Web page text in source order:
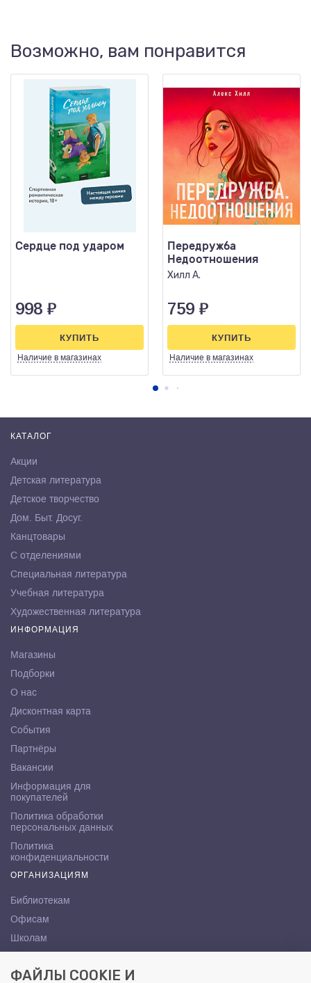
Возможно, вам понравится
Сердце под ударом
998 ₽
Наличие в магазинах
КУПИТЬ
Передружба
Недоотношения
Хилл А.
759 ₽
Наличие в магазинах
КУПИТЬ
КАТАЛОГ
Акции
Детская литература
Детское творчество
Дом. Быт. Досуг.
Канцтовары
С отделениями
Специальная литература
Учебная литература
Художественная литература
ИНФОРМАЦИЯ
Магазины
Подборки
О нас
Дисконтная карта
События
Партнёры
Вакансии
Информация для
покупателей
Политика обработки
персональных данных
Политика
конфиденциальности
ОРГАНИЗАЦИЯМ
Библиотекам
Офисам
Школам
КОНТАКТЫ
ФАЙЛЫ COOKIE И